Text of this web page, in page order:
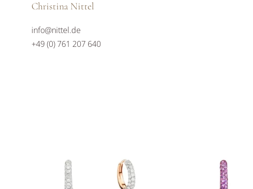
Christina Nittel
info@nittel.de
+49 (0) 761 207 640